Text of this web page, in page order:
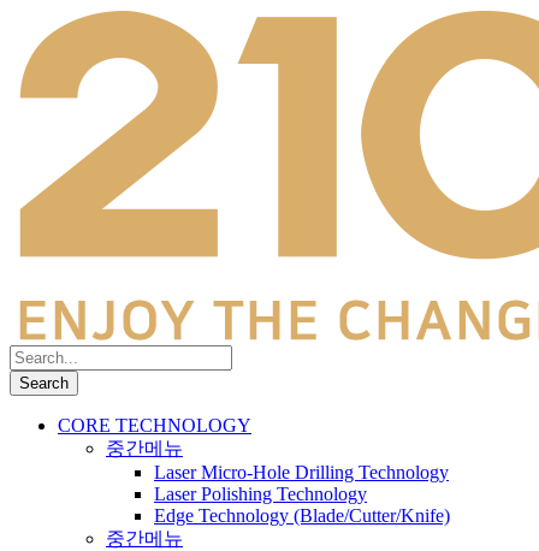
CORE TECHNOLOGY
중간메뉴
Laser Micro-Hole Drilling Technology
Laser Polishing Technology
Edge Technology (Blade/Cutter/Knife)
중간메뉴